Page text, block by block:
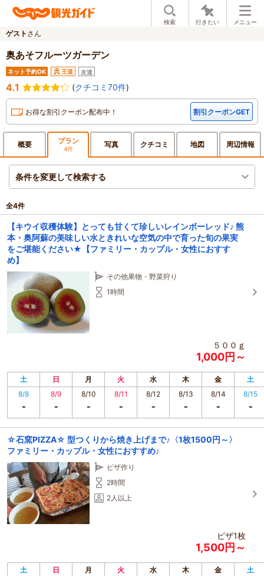
検索 行きたい メニュー
ゲスト さん
奥あそフルーツガーデン
ネット予約OK 王道 友達
4.1 (クチコミ70件)
お得な割引クーポン配布中！ 割引クーポンGET
概要 プラン
4件 写真 クチコミ 地図 周辺情報
条件を変更して検索する
全4件
【キウイ収穫体験】とっても甘くて珍しいレインボーレッド♪ 熊
本・奥阿蘇の美味しい水ときれいな空気の中で育った旬の果実
をご堪能ください★【ファミリー・カップル・女性におすす
め】
その他果物・野菜狩り
1時間
５００ｇ
1,000円～
土 日 月 火 水 木 金
土
8/8
8/9 8/10 8/11 8/12 8/13 8/14 8/15
☆石窯PIZZA☆ 型つくりから焼き上げまで♪〈1枚1500円～〉
ファミリー・カップル・女性におすすめ♪
ピザ作り
2時間
2人以上
ピザ1枚
1,500円～
土 日 月 火 水 木 金
土